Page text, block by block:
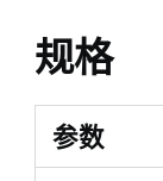
规格
参数